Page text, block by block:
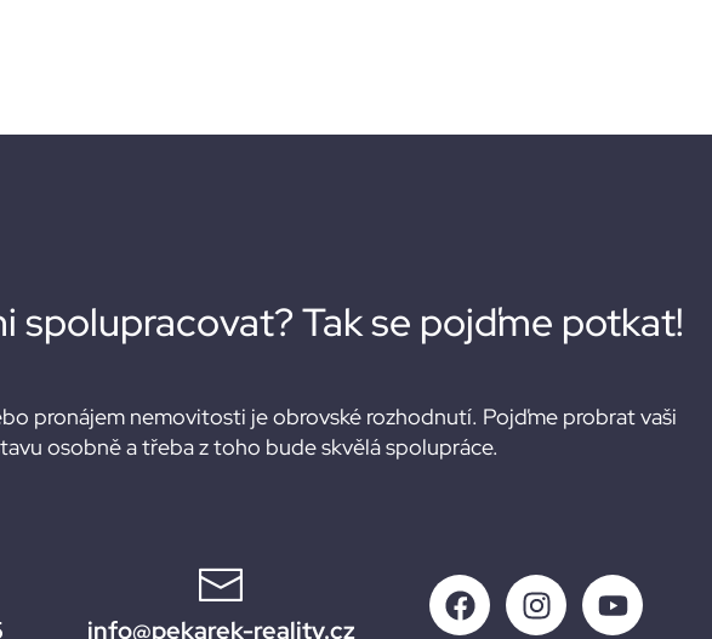
spolupracovat? Tak se pojďme potkat!
pronájem nemovitosti je obrovské rozhodnutí. Pojďme probrat vaši
osobně a třeba z toho bude skvělá spolupráce.
info@pekarek-reality.cz